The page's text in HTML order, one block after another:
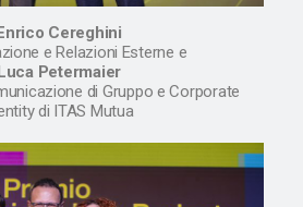
Enrico Cereghini
e Relazioni Esterne e
Luca Petermaier
di Gruppo e Corporate
di ITAS Mutua